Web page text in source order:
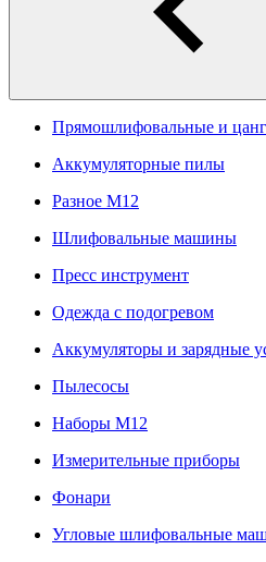
Прямошлифовальные и
Аккумуляторные пилы
Разное M12
Шлифовальные машины
Пресс инструмент
Одежда с подогревом
Аккумуляторы и зарядные
Пылесосы
Наборы М12
Измерительные приборы
Фонари
Угловые шлифовальные